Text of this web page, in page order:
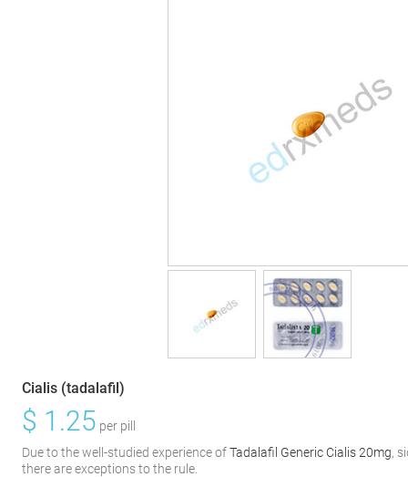
Cialis (tadalafil)
$ 1.25 per pill
Due to the well-studied experience ofTadalafil Generic Cialis 20mg,
there are exceptions to the rule.